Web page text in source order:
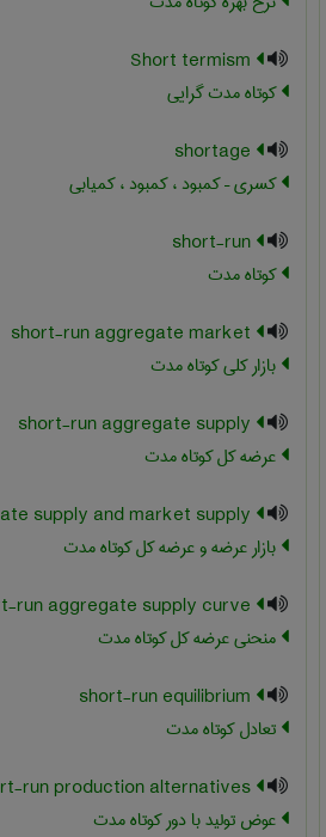
کوتاه مدت گرایی
کسری – کمبود ، کمبود ، کمیابی
کوتاه مدت
بازار کلی کوتاه مدت
عرضه کل کوتاه مدت
بازار عرضه و عرضه کل کوتاه مدت
منحنی عرضه کل کوتاه مدت
تعادل کوتاه مدت
عوض تولید با دور کوتاه مدت